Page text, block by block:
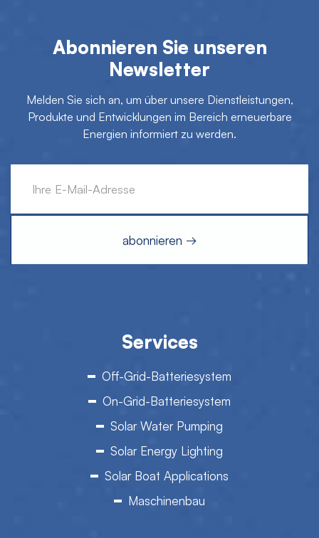
Abonnieren Sie unseren
Newsletter
Melden Sie sich an, um über unsere Dienstleistungen,
Produkte und Entwicklungen im Bereich erneuerbare
Energien informiert zu werden.
Services
Off-Grid-Batteriesystem
On-Grid-Batteriesystem
Solar Water Pumping
Solar Energy Lighting
Solar Boat Applications
Maschinenbau